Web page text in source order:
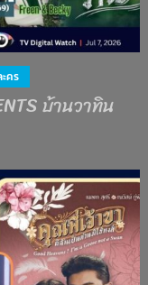
คร
บ้านวาทิน